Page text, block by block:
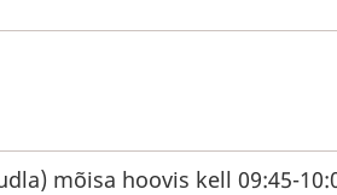
mõisa hoovis kell 09:45-